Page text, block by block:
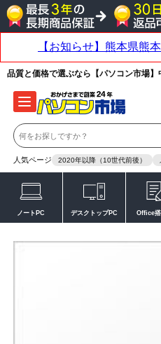
品質と価格で選ぶなら【パソコン市場】
人気ページ 2020年以降（10世代前後）
ノートPC デスクトップPC Office